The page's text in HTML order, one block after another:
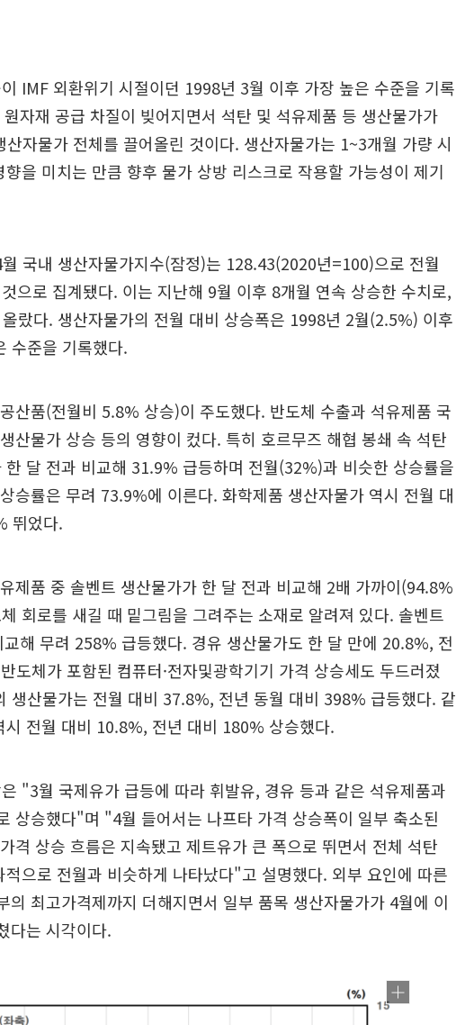
IMF 외환위기 시절이던 1998년 3월 이후 가장 높은 수준을 기록
자재 공급 차질이 빚어지면서 석탄 및 석유제품 등 생산물가가
자물가 전체를 끌어올린 것이다. 생산자물가는 1~3개월 가량 시
을 미치는 만큼 향후 물가 상방 리스크로 작용할 가능성이 제기
국내 생산자물가지수(잠정)는 128.43(2020년=100)으로 전월
으로 집계됐다. 이는 지난해 9월 이후 8개월 연속 상승한 수치로,
랐다. 생산자물가의 전월 대비 상승폭은 1998년 2월(2.5%) 이후
수준을 기록했다.
산품(전월비 5.8% 상승)이 주도했다. 반도체 수출과 석유제품 국
산물가 상승 등의 영향이 컸다. 특히 호르무즈 해협 봉쇄 속 석탄
한 달 전과 비교해 31.9% 급등하며 전월(32%)과 비슷한 상승률을
승률은 무려 73.9%에 이른다. 화학제품 생산자물가 역시 전월 대
뛰었다.
제품 중 솔벤트 생산물가가 한 달 전과 비교해 2배 가까이(94.8%
회로를 새길 때 밑그림을 그려주는 소재로 알려져 있다. 솔벤트
해 무려 258% 급등했다. 경유 생산물가도 한 달 만에 20.8%, 전
도체가 포함된 컴퓨터·전자및광학기기 가격 상승세도 두드러졌
생산물가는 전월 대비 37.8%, 전년 동월 대비 398% 급등했다. 같
시 전월 대비 10.8%, 전년 대비 180% 상승했다.
"3월 국제유가 급등에 따라 휘발유, 경유 등과 같은 석유제품과
상승했다"며 "4월 들어서는 나프타 가격 상승폭이 일부 축소된
격 상승 흐름은 지속됐고 제트유가 큰 폭으로 뛰면서 전체 석탄
으로 전월과 비슷하게 나타났다"고 설명했다. 외부 요인에 따른
의 최고가격제까지 더해지면서 일부 품목 생산자물가가 4월에 이
다는 시각이다.